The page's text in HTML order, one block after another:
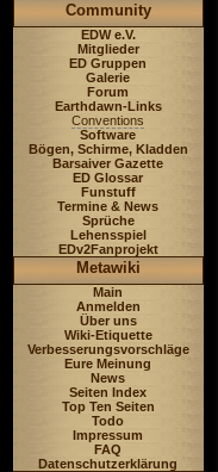
Community
EDW e.V.
Mitglieder
ED Gruppen
Galerie
Forum
Earthdawn-Links
Conventions
Software
Bögen, Schirme, Kladden
Barsaiver Gazette
ED Glossar
Funstuff
Termine & News
Sprüche
Lehensspiel
EDv2Fanprojekt
Metawiki
Main
Anmelden
Über uns
Wiki-Etiquette
Verbesserungsvorschläge
Eure Meinung
News
Seiten Index
Top Ten Seiten
Todo
Impressum
FAQ
Datenschutzerklärung